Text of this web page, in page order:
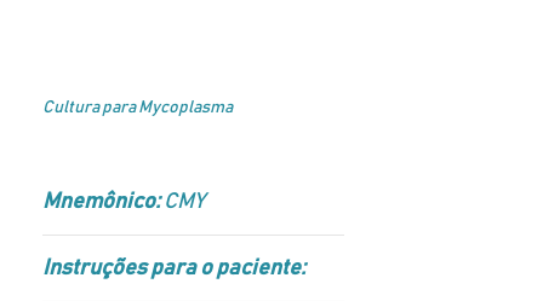
Cultura para Mycoplasma
Mnemônico:CMY
Instruções para o paciente: